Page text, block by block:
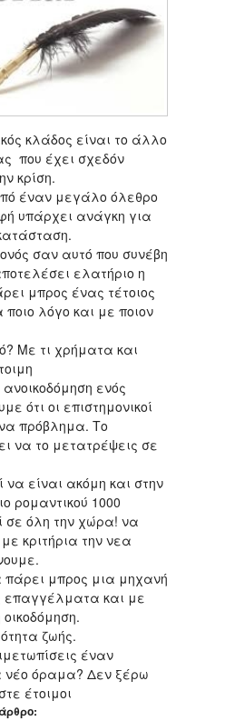
κλάδος είναι το άλλο
που έχει σχεδόν
κρίση.
έναν μεγάλο όλεθρο
υπάρχει ανάγκη για
σαν αυτό που συνέβη
ελατήριο η
μπρος ένας τέτοιος
λόγο και με ποιον
Με τι χρήματα και
ενός
ότι οι επιστημονικοί
πρόβλημα. Το
να το μετατρέψεις σε
να είναι ακόμη και στην
ρομαντικού 1000
σε όλη την χώρα! να
κριτήρια την νεα
πάρει μπρος μια μηχανή
επαγγέλματα και με
ζωής.
έναν
νέο όραμα? Δεν ξέρω
έτοιμοι